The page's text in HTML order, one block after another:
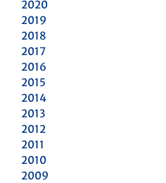
2020
2019
2018
2017
2016
2015
2014
2013
2012
2011
2010
2009